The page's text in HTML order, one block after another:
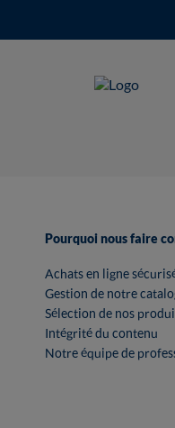
Pourquoi nous faire
Achats en ligne
Gestion de notre
Sélection de nos
Intégrité du contenu
Notre équipe de